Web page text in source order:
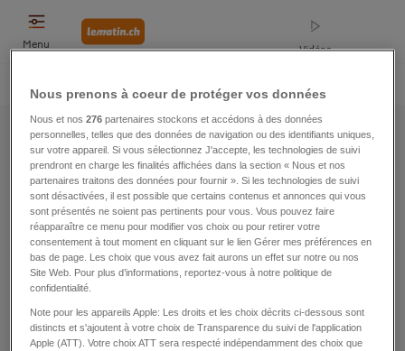
Menu Vidéos
News | Sitemap | 2013 | Février
Sitemap
2013 Février Réinitialiser
01 02 05 08
11 12 13 14 15 16 17 18 19 20
Nous prenons à coeur de protéger vos données
Nous et nos276 partenaires stockons et accédons à des données
personnelles, telles que des données de navigation ou des identifiants uniques,
sur votre appareil. Si vous sélectionnez J'accepte, les technologies de suivi
prendront en charge les finalités affichées dans la section « Nous et nos
partenaires traitons des données pour fournir ». Si les technologies de suivi
sont désactivées, il est possible que certains contenus et annonces qui vous
sont présentés ne soient pas pertinents pour vous. Vous pouvez faire
réapparaître ce menu pour modifier vos choix ou pour retirer votre
consentement à tout moment en cliquant sur le lien Gérer mes préférences en
bas de page. Les choix que vous avez fait aurons un effet sur notre ou nos
Site Web. Pour plus d’informations, reportez-vous à notre politique de
confidentialité.
Note pour les appareils Apple: Les droits et les choix décrits ci-dessous sont
distincts et s'ajoutent à votre choix de Transparence du suivi de l'application
Apple (ATT). Votre choix ATT sera respecté indépendamment des choix que